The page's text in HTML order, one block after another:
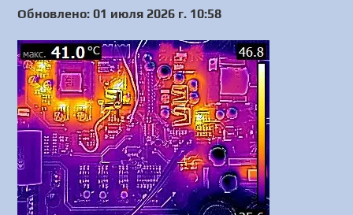
Обновлено: 01 июля 2026 г. 10:58